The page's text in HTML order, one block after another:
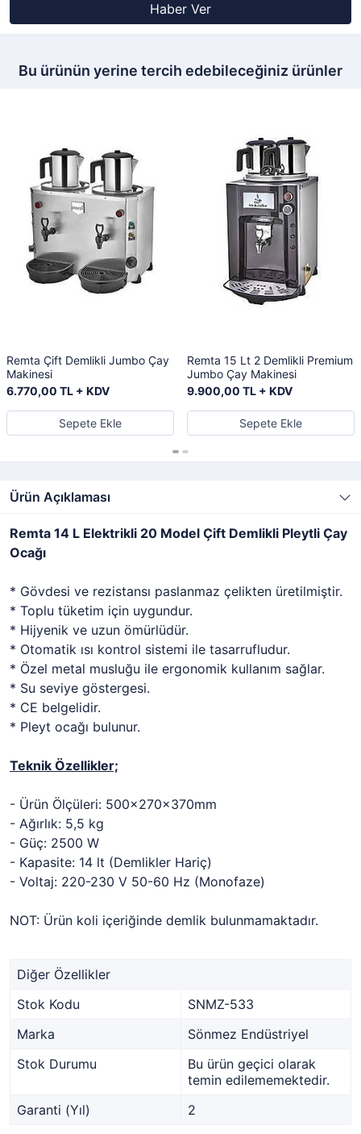
Haber Ver
Bu ürünün yerine tercih edebileceğiniz ürünler
Remta Çift Demlikli Jumbo Çay
Makinesi
6.770,00 TL + KDV
Sepete Ekle
Remta 15 Lt 2 Demlikli Premium
Jumbo Çay Makinesi
9.900,00 TL + KDV
Sepete Ekle
Ürün Açıklaması
Remta 14 L Elektrikli 20 Model Çift Demlikli Pleytli Çay
Ocağı
* Gövdesi ve rezistansı paslanmaz çelikten üretilmiştir.
* Toplu tüketim için uygundur.
* Hijyenik ve uzun ömürlüdür.
* Otomatik ısı kontrol sistemi ile tasarrufludur.
* Özel metal musluğu ile ergonomik kullanım sağlar.
* Su seviye göstergesi.
* CE belgelidir.
* Pleyt ocağı bulunur.
Teknik Özellikler;
- Ürün Ölçüleri: 500x270x370mm
- Ağırlık: 5,5 kg
- Güç: 2500 W
- Kapasite: 14 lt (Demlikler Hariç)
- Voltaj: 220-230 V 50-60 Hz (Monofaze)
NOT: Ürün koli içeriğinde demlik bulunmamaktadır.
Diğer Özellikler
Stok Kodu
SNMZ-533
Marka
Sönmez Endüstriyel
Stok Durumu
Bu ürün geçici olarak
temin edilememektedir.
Garanti (Yıl)
2